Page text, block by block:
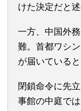
けた決定だと述
一方、中国外
難。首都ワシ
が届いている
閉鎖命令に先
事館の中庭で